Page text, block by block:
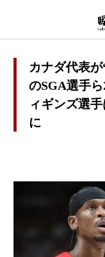
カナダ代表
のSGA選手
ィギンズ選
に